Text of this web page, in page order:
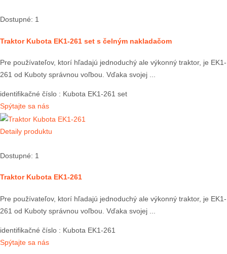
Dostupné: 1
Traktor Kubota EK1-261 set s čelným nakladačom
Pre používateľov, ktorí hľadajú jednoduchý ale výkonný traktor, je EK1-
261 od Kuboty správnou voľbou. Vďaka svojej ...
identifikačné číslo : Kubota EK1-261 set
Spýtajte sa nás
Detaily produktu
Dostupné: 1
Traktor Kubota EK1-261
Pre používateľov, ktorí hľadajú jednoduchý ale výkonný traktor, je EK1-
261 od Kuboty správnou voľbou. Vďaka svojej ...
identifikačné číslo : Kubota EK1-261
Spýtajte sa nás